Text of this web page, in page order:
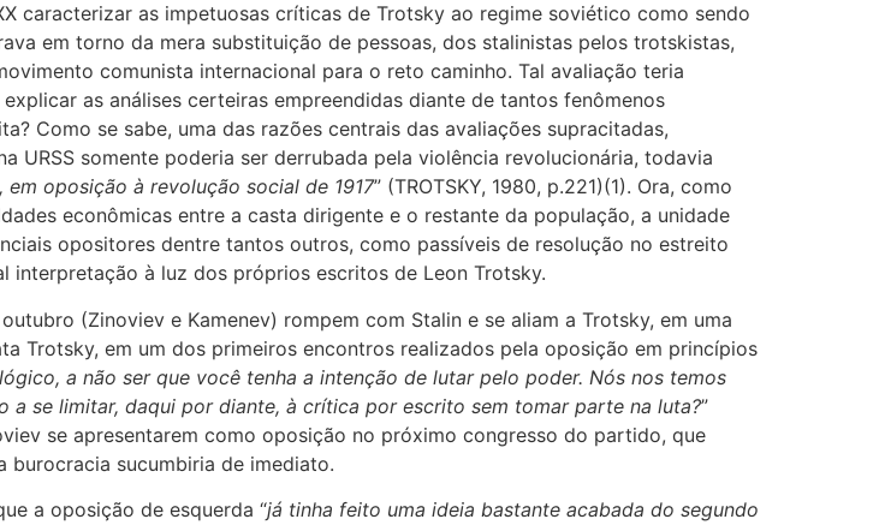
caracterizar as impetuosas críticas de Trotsky ao regime soviético como sendo
em torno da mera substituição de pessoas, dos stalinistas pelos trotskistas,
comunista internacional para o reto caminho. Tal avaliação teria
as análises certeiras empreendidas diante de tantos fenômenos
Como se sabe, uma das razões centrais das avaliações supracitadas,
URSS somente poderia ser derrubada pela violência revolucionária, todavia
oposição à revolução social de 1917” (TROTSKY, 1980, p.221)(1). Ora, como
econômicas entre a casta dirigente e o restante da população, a unidade
opositores dentre tantos outros, como passíveis de resolução no estreito
interpretação à luz dos próprios escritos de Leon Trotsky.
(Zinoviev e Kamenev) rompem com Stalin e se aliam a Trotsky, em uma
Trotsky, em um dos primeiros encontros realizados pela oposição em princípios
a não ser que você tenha a intenção de lutar pelo poder. Nós nos temos
se limitar, daqui por diante, à crítica por escrito sem tomar parte na luta?”
se apresentarem como oposição no próximo congresso do partido, que
burocracia sucumbiria de imediato.
a oposição de esquerda “já tinha feito uma ideia bastante acabada do segundo